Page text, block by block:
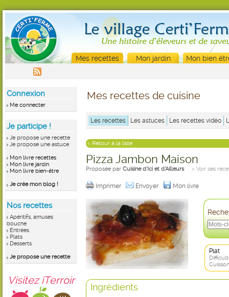
Mes recettes Mon jardin Mon bien
Connexion
Me connecter
Je participe !
Je propose une recette
Je propose une astuce
Mon livre recettes
Mon livre jardin
Mon livre bien-être
Je crée mon blog !
Nos recettes
Apéritifs, amuses
bouche
Entrées
Plats
Desserts
Je propose une recette
Visitez iTerroir
Mes recettes de cuisine
Les recettes Les astuces Les recettes vidéo
< Retour à la liste
Pizza Jambon Maison
Proposée par Cuisine d’Ici et d’Ailleurs > Voir ses
Imprimer Envoyer Mon livre
Plat
Ingrédients